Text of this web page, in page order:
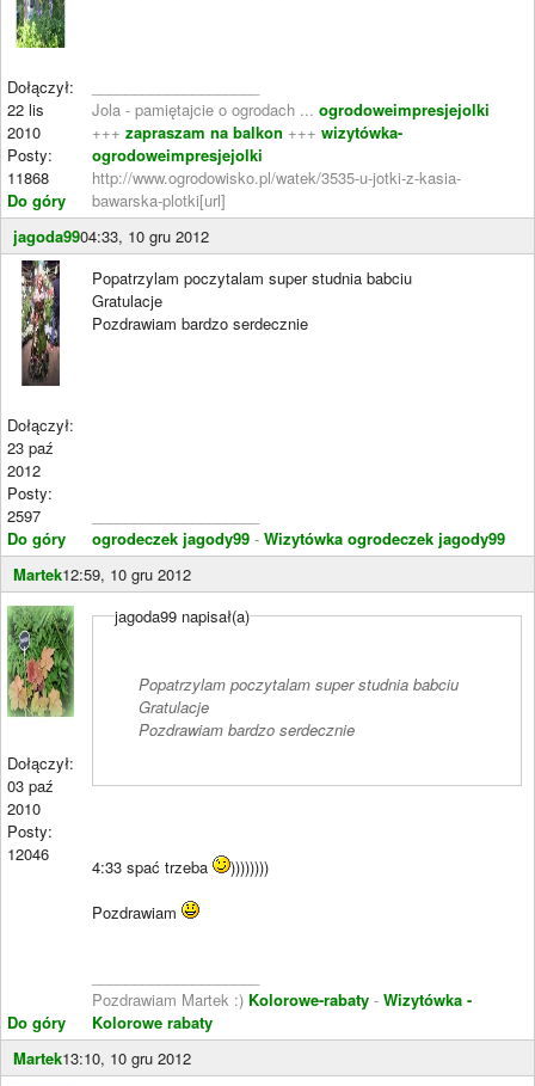
Dołączył:
22 lis
2010
Posty:
11868
Do góry
Jola - pamiętajcie o ogrodach ... ogrodoweimpresjejolki
+++ zapraszam na balkon +++ wizytówka-
ogrodoweimpresjejolki
http://www.ogrodowisko.pl/watek/3535-u-jotki-z-kasia-
bawarska-plotki[url]
jagoda9904:33, 10 gru 2012
Dołączył:
23 paź
2012
Posty:
2597
Do góry
Popatrzylam poczytalam super studnia babciu
Gratulacje
Pozdrawiam bardzo serdecznie
ogrodeczek jagody99 - Wizytówka ogrodeczek jagody99
Martek12:59, 10 gru 2012
Dołączył:
03 paź
2010
Posty:
12046
Do góry
jagoda99 napisał(a)
Popatrzylam poczytalam super studnia babciu
Gratulacje
Pozdrawiam bardzo serdecznie
4:33 spać trzeba
))))))))
Pozdrawiam
Pozdrawiam Martek :) Kolorowe-rabaty - Wizytówka -
Kolorowe rabaty
Martek13:10, 10 gru 2012